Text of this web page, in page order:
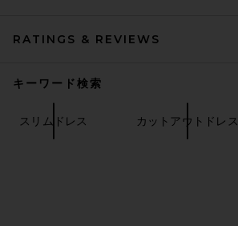
RATINGS & REVIEWS
キーワード検索
スリムドレス カットアウトドレス